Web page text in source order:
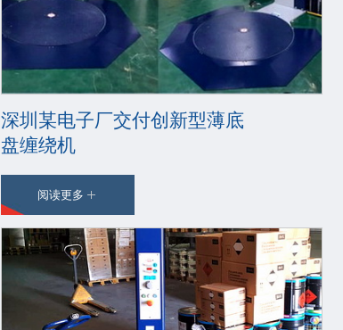
深圳某电子厂交付创新型薄底
盘缠绕机
阅读更多